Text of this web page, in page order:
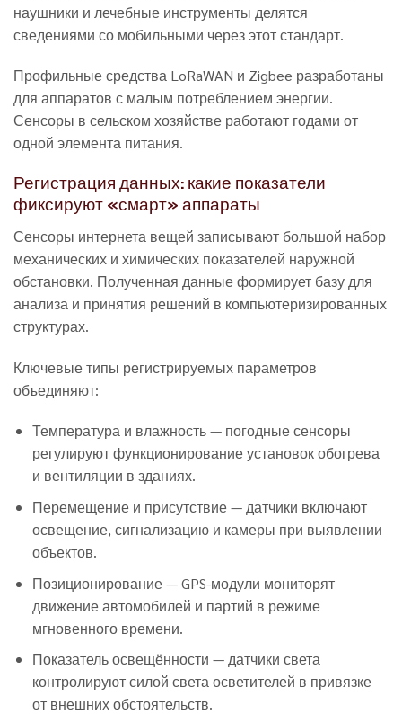
наушники и лечебные инструменты делятся
сведениями со мобильными через этот стандарт.
Профильные средства LoRaWAN и Zigbee разработаны
для аппаратов с малым потреблением энергии.
Сенсоры в сельском хозяйстве работают годами от
одной элемента питания.
Регистрация данных: какие показатели
фиксируют «смарт» аппараты
Сенсоры интернета вещей записывают большой набор
механических и химических показателей наружной
обстановки. Полученная данные формирует базу для
анализа и принятия решений в компьютеризированных
структурах.
Ключевые типы регистрируемых параметров
объединяют:
Температура и влажность — погодные сенсоры
регулируют функционирование установок обогрева
и вентиляции в зданиях.
Перемещение и присутствие — датчики включают
освещение, сигнализацию и камеры при выявлении
объектов.
Позиционирование — GPS-модули мониторят
движение автомобилей и партий в режиме
мгновенного времени.
Показатель освещённости — датчики света
контролируют силой света осветителей в привязке
от внешних обстоятельств.